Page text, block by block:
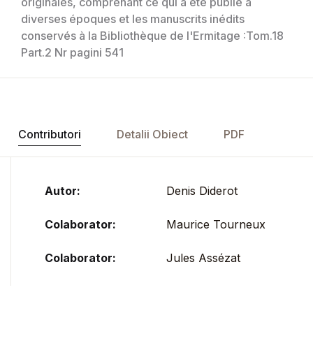
diverses époques et les manuscrits inédits
conservés à la Bibliothèque de l'Ermitage :Tom.18
Part.2 Nr pagini 541
Contributori Detalii Obiect PDF
Autor: Denis Diderot
Colaborator: Maurice Tourneux
Colaborator: Jules Assézat